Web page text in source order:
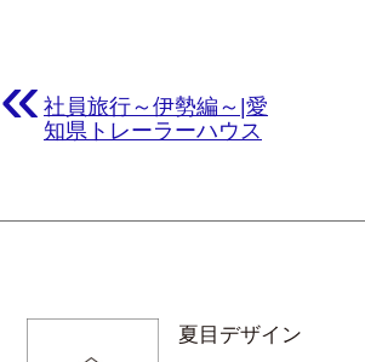
« 社員旅行～伊勢編～|愛
知県トレーラーハウス
夏目デザイン